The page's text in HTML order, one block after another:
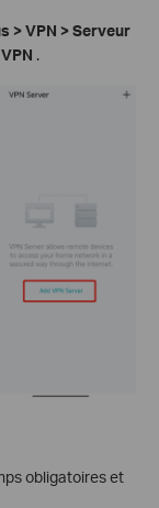
> VPN > Serveur
.
obligatoires et